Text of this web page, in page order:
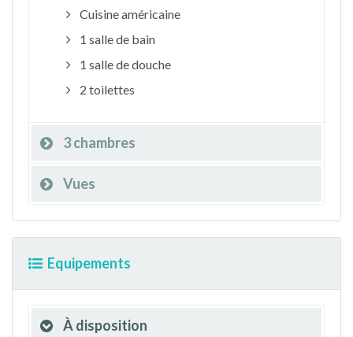
Cuisine américaine
1 salle de bain
1 salle de douche
2 toilettes
3 chambres
Vues
Equipements
À disposition